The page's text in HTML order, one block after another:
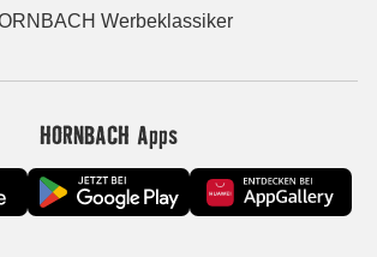
Werbeklassiker
HORNBACH Apps